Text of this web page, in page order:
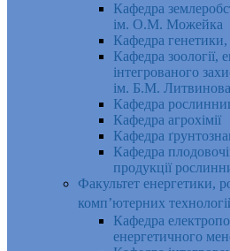
Кафедра
ім. О.М. Можейка
Кафедра генетики,
Кафедра зоології,
інтегрованого
ім. Б.М. Литвинова
Кафедра
Кафедра агрохімії
Кафедра
Кафедра
продукції
Факультет енергетики,
комп’ютерних
Кафедра
енергетичного